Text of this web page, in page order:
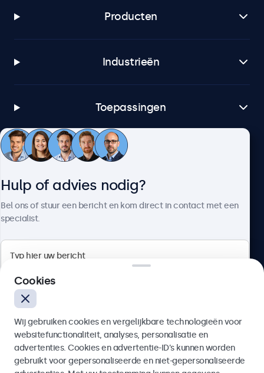
Producten
Industrieën
Toepassingen
Klantenservice
4.8/5 door 5000+ bedrijven
Nederlands
Hulp of advies nodig?
Bel ons of stuur een bericht en kom direct in contact met een
specialist.
Cookies
Wij gebruiken cookies en vergelijkbare technologieën voor
websitefunctionaliteit, analyses, personalisatie en
advertenties. Cookies en advertentie-ID’s kunnen worden
gebruikt voor gepersonaliseerde en niet-gepersonaliseerde